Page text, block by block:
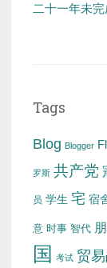
二十一年未
Tags
Blog Blogger
罗斯 共产党
员 学生 宅 宿
意 时事 智代
国 考试 贸